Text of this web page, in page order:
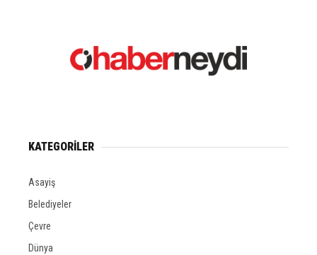
KATEGORİLER
Asayiş
Belediyeler
Çevre
Dünya